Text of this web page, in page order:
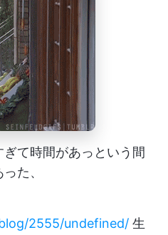
て時間があっという間
た、
2555/undefined/ 生